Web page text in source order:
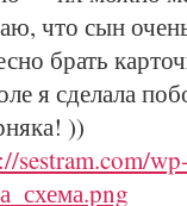
что сын
брать
я сделала
))
sestram.com/